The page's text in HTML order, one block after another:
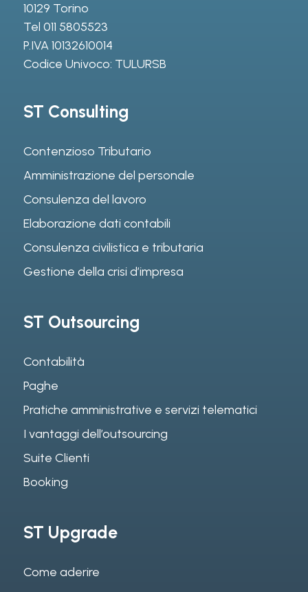
10129 Torino
Tel 011 5805523
P.IVA 10132610014
Codice Univoco: TULURSB
ST Consulting
Contenzioso Tributario
Amministrazione del personale
Consulenza del lavoro
Elaborazione dati contabili
Consulenza civilistica e tributaria
Gestione della crisi d’impresa
ST Outsourcing
Contabilità
Paghe
Pratiche amministrative e servizi telematici
I vantaggi dell’outsourcing
Suite Clienti
Booking
ST Upgrade
Come aderire